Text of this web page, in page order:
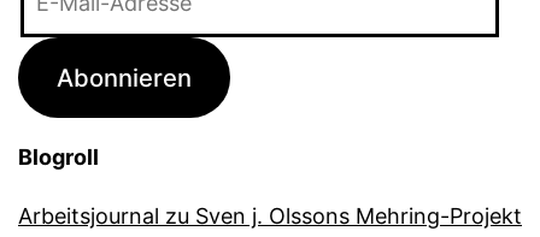
Adresse
Abonnieren
Blogroll
Arbeitsjournal zu Sven j. Olssons Mehring-Projekt